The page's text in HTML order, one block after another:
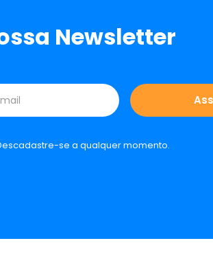
Newsletter
se a qualquer momento.